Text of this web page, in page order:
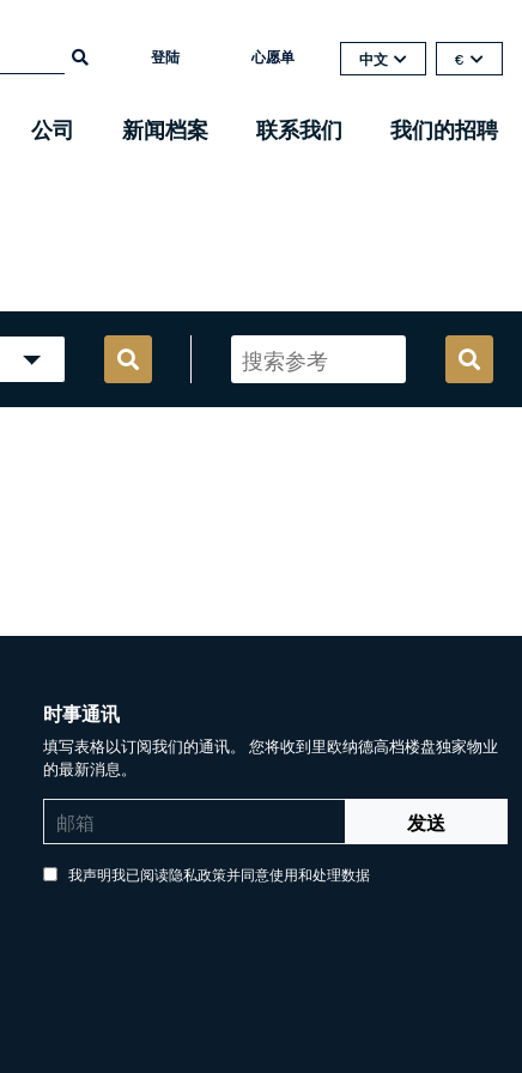
登陆 心愿单 中文 €
公司 新闻档案 联系我们 我们的招聘
时事通讯
填写表格以订阅我们的通讯。 您将收到里欧纳德高档楼盘独家物业
的最新消息。
发送
我声明我已阅读隐私政策并同意使用和处理数据